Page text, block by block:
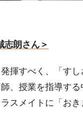
志朗さん＞
揮すべく、「す
、授業を指導す
スメイトに「お